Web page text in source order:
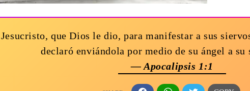
que Dios le dio, para manifestar a sus
declaró enviándola por medio de su ángel a su
— Apocalipsis 1:1